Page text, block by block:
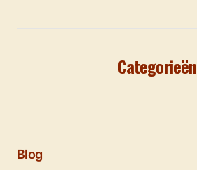
Categorieën
Blog